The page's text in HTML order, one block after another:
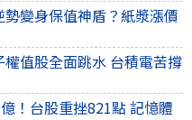
變身保值神盾？紙漿漲價
值股全面跳水 台積電苦撐
！台股重挫821點 記憶體